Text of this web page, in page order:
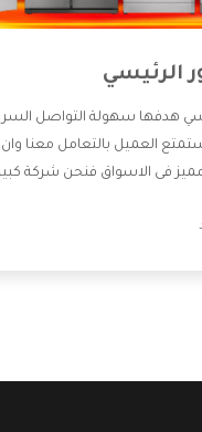
الرئيسي
هدفها سهولة التواصل
العميل بالتعامل معنا وان
فى الاسواق فنحن شركة
منها خدمة الصيانة التى